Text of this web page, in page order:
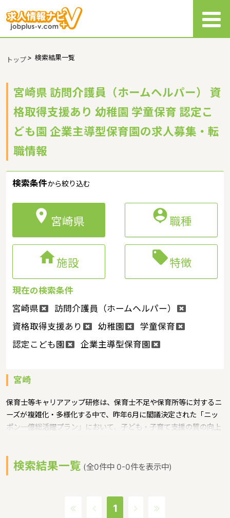
トップ> 検索結果一覧
宮崎県 訪問介護員（ホームヘルパー） 資
格取得支援あり 幼稚園 学童保育 認定こ
ども園 企業主導型保育園の求人募集・転
職情報
検索条件から絞り込む
 宮崎県 職種
施設 特徴
現在の検索条件
宮崎県
訪問介護員（ホームヘルパー）
資格取得支援あり
幼稚園
学童保育
認定こども園
企業主導型保育園
宮崎
保育士等キャリアアップ研修は、保育士不足や保育所等に対するニ
ーズが複雑化・多様化する中で、昨年6月に閣議決定された「ニッ
ポン一億総活躍プラン」において、子ども・子育て支援の質の向上
与等の処遇改善を行うことが示されたことから、職位や職務内容に
応じた研修を実施し、その要件を果たし、リーダー的職員の育成を
県内には、保育所や保育施設が387施設あり、保育士求人倍率が
検索結果一覧 (全0件中 0-0件を表示中)
1